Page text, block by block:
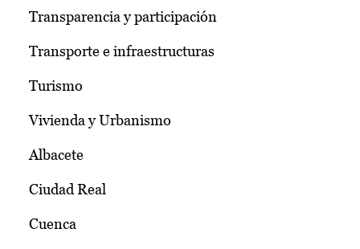
Transparencia y participación
Transporte e infraestructuras
Turismo
Vivienda y Urbanismo
Albacete
Ciudad Real
Cuenca